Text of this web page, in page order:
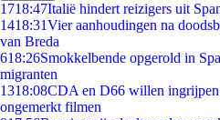
1718:47Italië hindert reizigers uit
1418:31Vier aanhoudingen na
van Breda
618:26Smokkelbende opgerold in
migranten
1318:08CDA en D66 willen ingrijpen
ongemerkt filmen